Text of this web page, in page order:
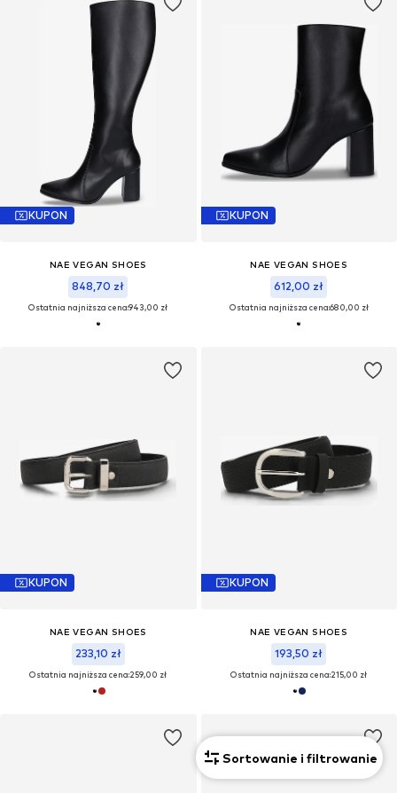
KUPON
NAE VEGAN SHOES
848,70 zł
Ostatnia najniższa cena:943,00 zł
KUPON
NAE VEGAN SHOES
612,00 zł
Ostatnia najniższa cena:680,00 zł
KUPON
NAE VEGAN SHOES
233,10 zł
Ostatnia najniższa cena:259,00 zł
KUPON
NAE VEGAN SHOES
193,50 zł
Ostatnia najniższa cena:215,00 zł
Sortowanie i filtrowanie